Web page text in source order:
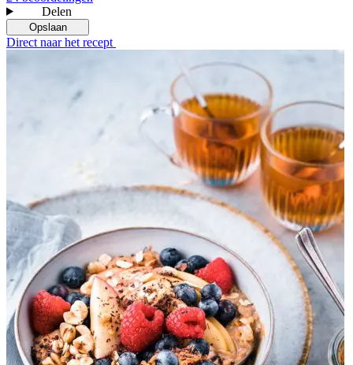
Delen
Opslaan
Direct naar het recept